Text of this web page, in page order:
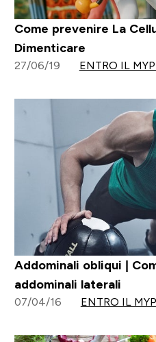
Come prevenire La
Dimenticare
27/06/19 ENTRO IL
Addominali obliqui |
addominali laterali
07/04/16 ENTRO IL